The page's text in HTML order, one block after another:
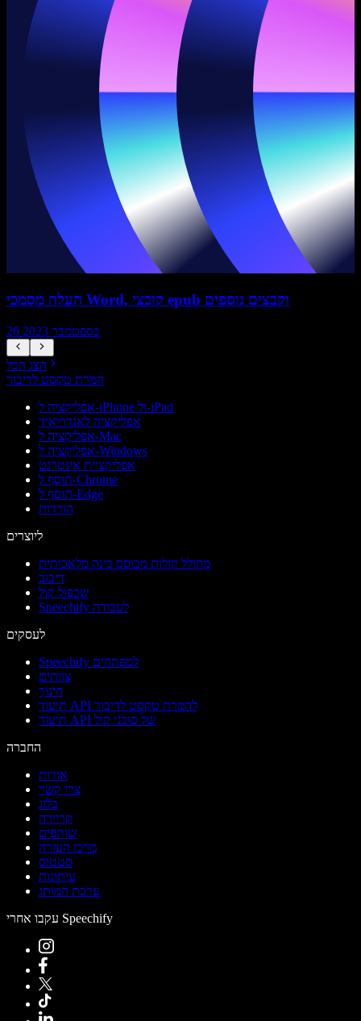
העלה מסמכי Word, קובצי epub וקבצים נוספים
26 בספטמבר 2023
הצג הכל
המרת טקסט לדיבור
אפליקציה ל-iPhone ול-iPad
אפליקציה לאנדרואיד
אפליקציה ל-Mac
אפליקציה ל-Windows
אפליקציית אינטרנט
תוסף ל-Chrome
תוסף ל-Edge
הורדות
ליוצרים
מחולל קולות מבוסס בינה מלאכותית
דיבוב
שכפול קול
Speechify לעבודה
לעסקים
Speechify למפתחים
צוותים
חינוך
תיעוד API להמרת טקסט לדיבור
תיעוד API של סוכני קול
החברה
אודות
צרו קשר
בלוג
קריירה
שותפים
מרכז העזרה
סטטוס
עיתונות
ערכת המותג
עקבו אחרי Speechify